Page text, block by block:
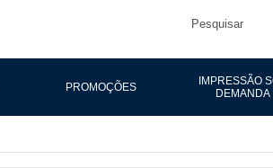
Pesquisar
PROMOÇÕES
IMPRESSÃO
DEMANDA